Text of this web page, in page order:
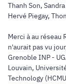
Thanh Son,
Hervé Piegay,
Merci à au réseau
n'aurait pas vu
Grenoble INP -
Louvain,
Technology